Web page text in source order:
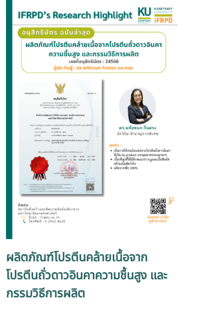
ผลิตภัณฑ์โปรตีนคล้ายเนื้อจาก
โปรตีนถั่วดาวอินคาความชื้นสูง และ
กรรมวิธีการผลิต